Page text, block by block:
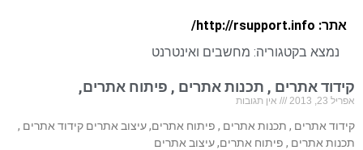
אתר: http://rsupport.info/
נמצא בקטגוריה: מחשבים ואינטרנט
קידוד אתרים , תכנות אתרים , פיתוח אתרים,
אפריל 23, 2013 אין תגובות
קידוד אתרים , תכנות אתרים , פיתוח אתרים, עיצוב אתרים קידוד אתרים ,
תכנות אתרים , פיתוח אתרים, עיצוב אתרים